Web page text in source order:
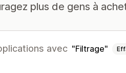
plus de gens à
avec Filtrage